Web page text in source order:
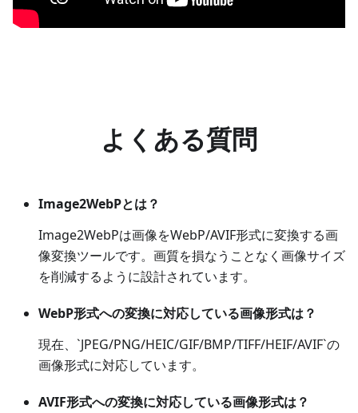
よくある質問
Image2WebPとは？
Image2WebPは画像をWebP/AVIF形式に変換する画
像変換ツールです。画質を損なうことなく画像サイズ
を削減するように設計されています。
WebP形式への変換に対応している画像形式は？
現在、`JPEG/PNG/HEIC/GIF/BMP/TIFF/HEIF/AVIF`の
画像形式に対応しています。
AVIF形式への変換に対応している画像形式は？